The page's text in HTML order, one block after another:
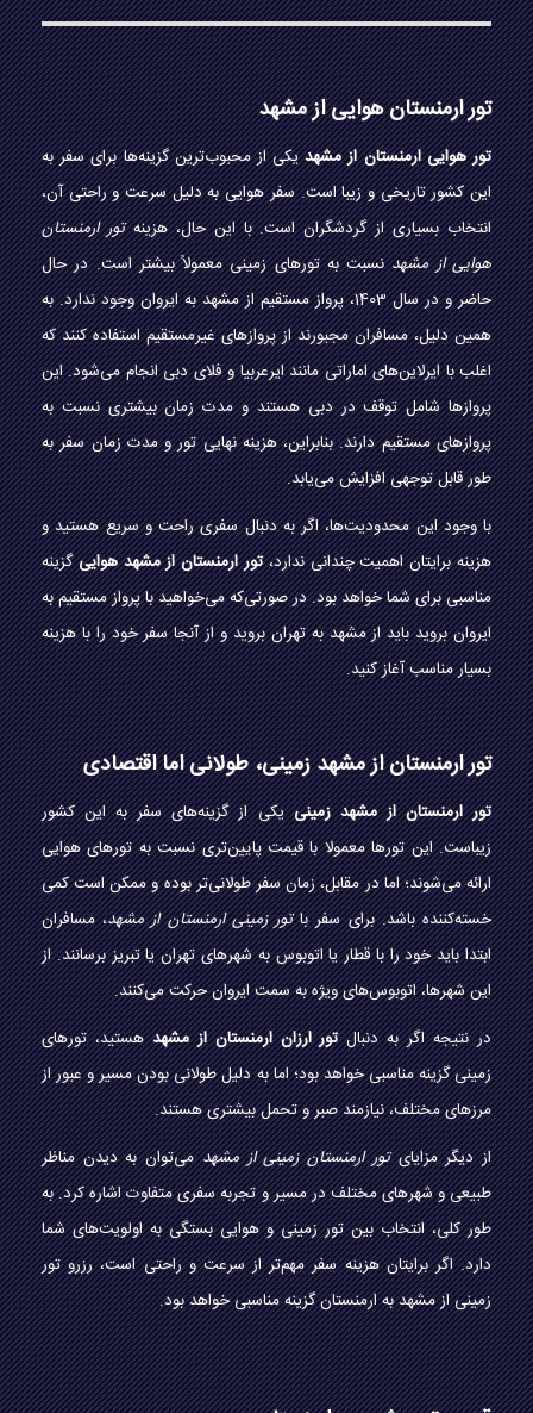
تور ارمنستان هوایی از مشهد
تور هوایی ارمنستان از مشهدیکی از محبوب‌ترین گزینه‌ها برای سفر به
این کشور تاریخی و زیبا است. سفر هوایی به دلیل سرعت و راحتی آن،
انتخاب بسیاری از گردشگران است. با این حال، هزینهتور ارمنستان
هوایی از مشهدنسبت به تورهای زمینی معمولاً بیشتر است. در حال
حاضر و در سال 1403، پرواز مستقیم از مشهد به ایروان وجود ندارد. به
همین دلیل، مسافران مجبورند از پروازهای غیرمستقیم استفاده کنند که
اغلب با ایرلاین‌های اماراتی مانند ایرعربیا و فلای دبی انجام می‌شود. این
پروازها شامل توقف در دبی هستند و مدت زمان بیشتری نسبت به
پروازهای مستقیم دارند. بنابراین، هزینه نهایی تور و مدت زمان سفر به
طور قابل توجهی افزایش می‌یابد.
با وجود این محدودیت‌ها، اگر به دنبال سفری راحت و سریع هستید و
هزینه برایتان اهمیت چندانی ندارد،تور ارمنستان از مشهد هواییگزینه
مناسبی برای شما خواهد بود. در صورتی‌که می‌خواهید با پرواز مستقیم به
ایروان بروید باید از مشهد به تهران بروید و از آنجا سفر خود را با هزینه
بسیار مناسب آغاز کنید.
تور ارمنستان از مشهد زمینی، طولانی اما اقتصادی
تور ارمنستان از مشهد زمینییکی از گزینه‌های سفر به این کشور
زیباست. این تورها معمولا با قیمت پایین‌تری نسبت به تورهای هوایی
ارائه می‌شوند؛ اما در مقابل، زمان سفر طولانی‌تر بوده و ممکن است کمی
خسته‌کننده باشد. برای سفر باتور زمینی ارمنستان از مشهد، مسافران
ابتدا باید خود را با قطار یا اتوبوس به شهرهای تهران یا تبریز برسانند. از
این شهرها، اتوبوس‌های ویژه به سمت ایروان حرکت می‌کنند.
در نتیجه اگر به دنبالتور ارزان ارمنستان از مشهدهستید، تورهای
زمینی گزینه مناسبی خواهد بود؛ اما به دلیل طولانی بودن مسیر و عبور از
مرزهای مختلف، نیازمند صبر و تحمل بیشتری هستند.
از دیگر مزایایتور ارمنستان زمینی از مشهدمی‌توان به دیدن مناظر
طبیعی و شهرهای مختلف در مسیر و تجربه سفری متفاوت اشاره کرد. به
طور کلی، انتخاب بین تور زمینی و هوایی بستگی به اولویت‌های شما
دارد. اگر برایتان هزینه سفر مهم‌تر از سرعت و راحتی است، رزرو تور
زمینی از مشهد به ارمنستان گزینه مناسبی خواهد بود.